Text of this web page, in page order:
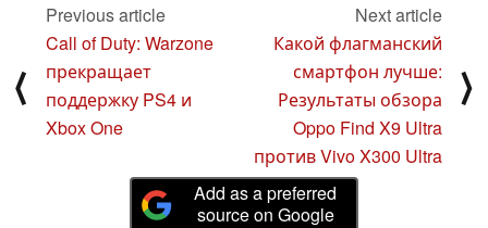
⟨
Previous article
Call of Duty: Warzone
прекращает
поддержку PS4 и
Xbox One
Next article
Какой флагманский
смартфон лучше:
Результаты обзора
Oppo Find X9 Ultra
против Vivo X300 Ultra
⟩
Add as a preferred
source on Google